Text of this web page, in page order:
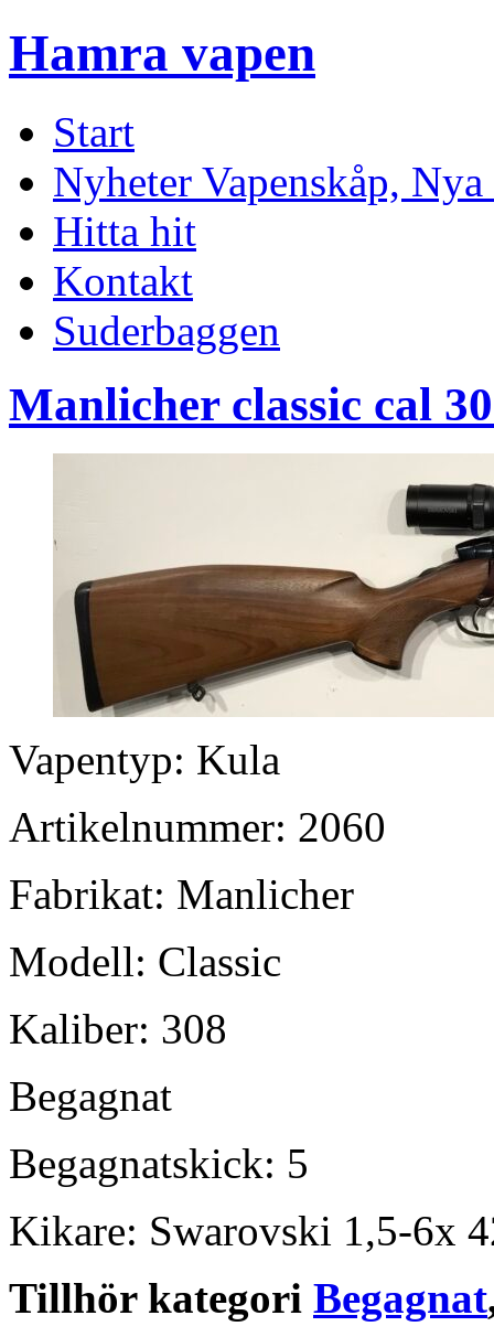
Hamra vapen
Start
Nyheter Vapenskåp,
Hitta hit
Kontakt
Suderbaggen
Manlicher classic cal
Vapentyp: Kula
Artikelnummer: 2060
Fabrikat: Manlicher
Modell: Classic
Kaliber: 308
Begagnat
Begagnatskick: 5
Kikare: Swarovski 1,5-6x
Tillhör kategori Begagnat